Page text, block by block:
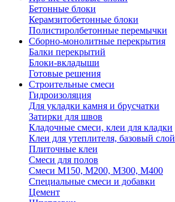
Бетонные блоки
Керамзитобетонные блоки
Полистиролбетонные перемычки
Сборно-монолитные перекрытия
Балки перекрытий
Блоки-вкладыши
Готовые решения
Строительные смеси
Гидроизоляция
Для укладки камня и брусчатки
Затирки для швов
Кладочные смеси, клеи для кладки
Клеи для утеплителя, базовый слой
Плиточные клеи
Смеси для полов
Смеси М150, М200, М300, М400
Специальные смеси и добавки
Цемент